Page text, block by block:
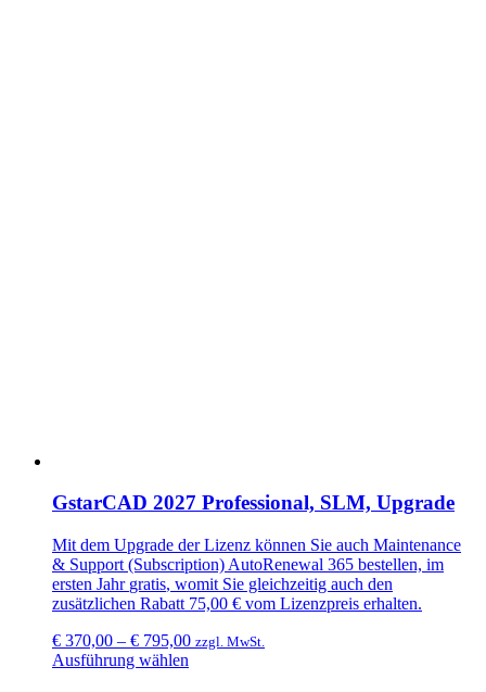
GstarCAD 2027 Professional, SLM, Upgrade
Mit dem Upgrade der Lizenz können Sie auch Maintenance
& Support (Subscription) AutoRenewal 365 bestellen, im
ersten Jahr gratis, womit Sie gleichzeitig auch den
zusätzlichen Rabatt 75,00 € vom Lizenzpreis erhalten.
€ 370,00 – € 795,00 zzgl. MwSt.
Ausführung wählen